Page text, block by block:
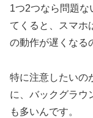
1つ2つなら問題な
てくると、スマホ
の動作が遅くなる
特に注意したいの
に、バックグラウ
も多いんです。